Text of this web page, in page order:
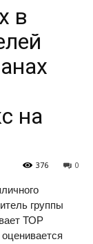
в
на
0
376
группы
ТОР